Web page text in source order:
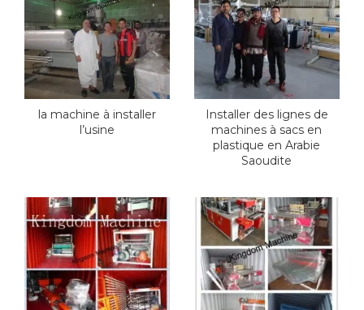
la machine à installer
l’usine
Installer des lignes de
machines à sacs en
plastique en Arabie
Saoudite